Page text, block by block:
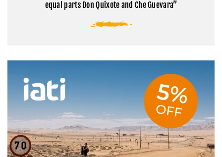
en
equal parts Don Quixote and Che Guevara”